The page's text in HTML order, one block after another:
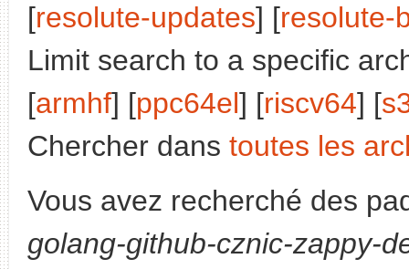
[resolute-updates] [resolute-
Limit search to a specific
[armhf] [ppc64el] [riscv64] [
Chercher dans toutes les
Vous avez recherché des
golang-github-cznic-zappy-